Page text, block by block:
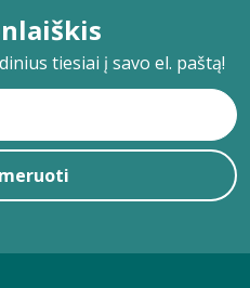
tiesiai į savo el. paštą!